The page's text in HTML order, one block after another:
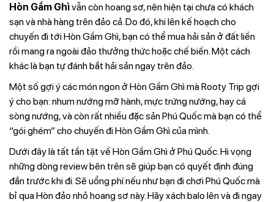
Hòn Gầm Ghìvẫn còn hoang sơ, nên hiện tại chưa có khách
sạn và nhà hàng trên đảo cả. Do đó, khi lên kế hoạch cho
chuyến đi tới Hòn Gầm Ghì, bạn có thể mua hải sản ở đất liền
rồi mang ra ngoài đảo thưởng thức hoặc chế biến. Một cách
khác là bạn tự đánh bắt hải sản ngay trên đảo.
Một số gợi ý các món ngon ở Hòn Gầm Ghì mà Rooty Trip gợi
ý cho bạn: nhum nướng mỡ hành, mực trứng nướng, hay cá
sòng nướng, và còn rất nhiều đặc sản Phú Quốc mà bạn có thể
“gói ghém” cho chuyến đi Hòn Gầm Ghì của mình.
Dưới đây là tất tần tật về Hòn Gầm Ghì ở Phú Quốc. Hi vọng
những dòng review bên trên sẽ giúp bạn có quyết định đúng
đắn trước khi đi. Sẽ uổng phí nếu như bạn đi chơi Phú Quốc mà
bỉ qua Hòn đảo nhỏ hoang sơ này. Hãy xách balo lên và đi ngay